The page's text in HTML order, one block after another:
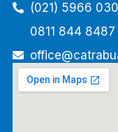
(021) 5966
0811 844 8487